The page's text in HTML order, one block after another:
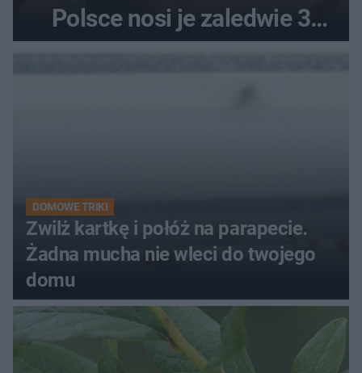
Polsce nosi je zaledwie 3
kobiety
DOMOWE TRIKI
Zwilż kartkę i połóż na parapecie.
Żadna mucha nie wleci do twojego
domu